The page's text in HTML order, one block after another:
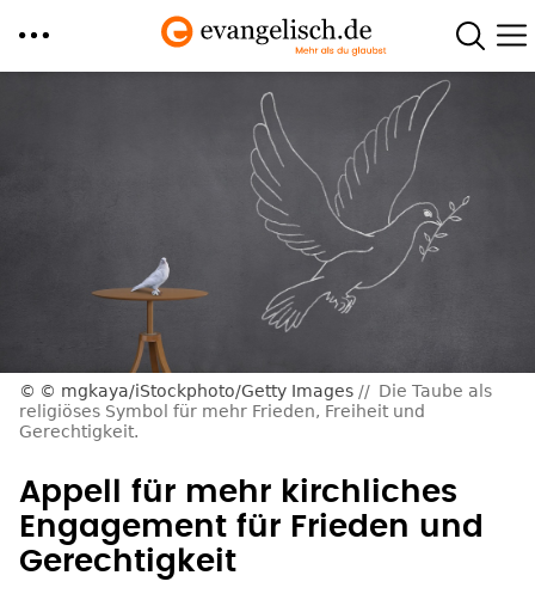
© mgkaya/iStockphoto/Getty Images
Die Taube als
religiöses Symbol für mehr Frieden, Freiheit und
Gerechtigkeit.
Appell für mehr kirchliches
Engagement für Frieden und
Gerechtigkeit